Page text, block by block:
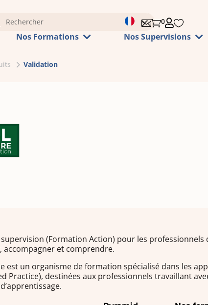
0
Nos Formations Nos Supervisions
Validation
(Formation Action) pour les
accompagner et comprendre.
est un organisme de formation spécialisé dans les
Practice), destinées aux professionnels travaillant